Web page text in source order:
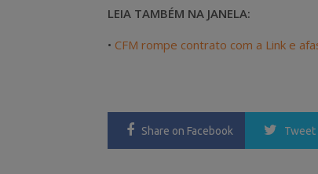
LEIA TAMBÉM NA JANELA:
• CFM rompe contrato com a Link e
Share on Facebook Tweet